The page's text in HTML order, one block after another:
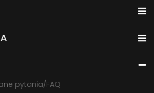
pytania/FAQ